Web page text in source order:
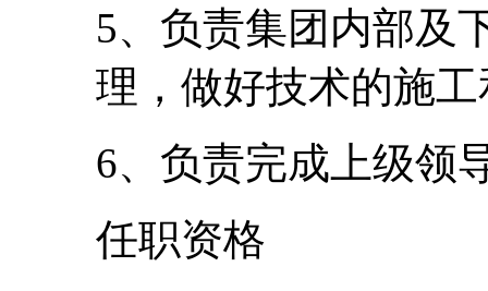
5、负责集团内部及
理，做好技术的施
6、负责完成上级领
任职资格